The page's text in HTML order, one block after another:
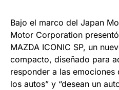
Bajo el marco del Japan
Motor Corporation
MAZDA ICONIC SP, un
compacto, diseñado para
responder a las emociones
los autos” y “desean un